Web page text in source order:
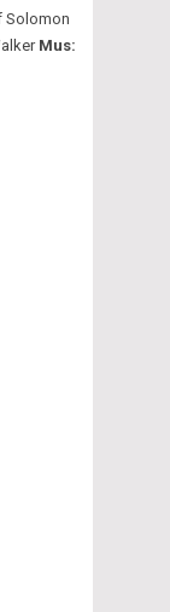
Solomon
Mus: